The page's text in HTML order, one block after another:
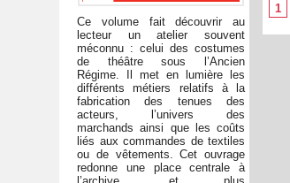
Ce volume fait découvrir au
lecteur un atelier souvent
méconnu : celui des costumes
de théâtre sous l’Ancien
Régime. Il met en lumière les
différents métiers relatifs à la
fabrication des tenues des
acteurs, l’univers des
marchands ainsi que les coûts
liés aux commandes de textiles
ou de vêtements. Cet ouvrage
redonne une place centrale à
1